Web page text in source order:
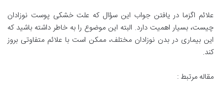
علائم اگزما در یافتن جواب این سؤال که علت خشکی پوست نوزادان
چیست، بسیار اهمیت دارد. البته این موضوع را به خاطر داشته باشید که
این بیماری در بدن نوزادان مختلف، ممکن است با علائم متفاوتی بروز
کند.
مقاله مرتبط :